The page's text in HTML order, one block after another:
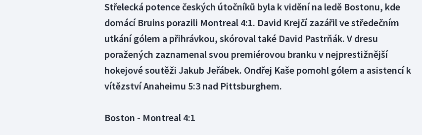
Střelecká potence českých útočníků byla k vidění na ledě Bostonu, kde
domácí Bruins porazili Montreal 4:1. David Krejčí zazářil ve středečním
utkání gólem a přihrávkou, skóroval také David Pastrňák. V dresu
poražených zaznamenal svou premiérovou branku v nejprestižnější
hokejové soutěži Jakub Jeřábek. Ondřej Kaše pomohl gólem a asistencí k
vítězství Anaheimu 5:3 nad Pittsburghem.
Boston - Montreal 4:1